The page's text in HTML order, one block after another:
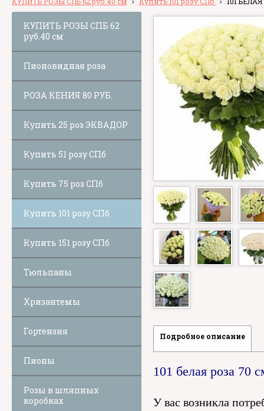
КУПИТЬ РОЗЫ СПБ 62
руб.40 см
Пионовидная роза
РОЗА КЕНИЯ 80 РУБ.
Купить 25 роз ЭКВАДОР
Купить 51 розу СПб
Купить 75 роз СПб
Купить 101 розу СПб
Купить 151 розу СПб
Тюльпаны
Хризантемы
Гортензия
Пионы
Розы в шляпных
коробках
Подробное описание
101 белая роза 70
У вас возникла